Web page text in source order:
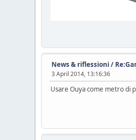
News & riflessioni /
3 April 2014, 13:16:36
Usare Ouya come metro di